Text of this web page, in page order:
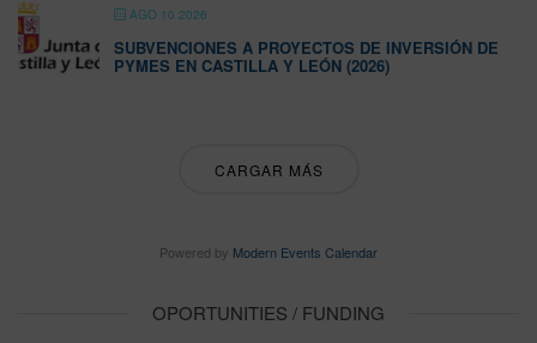
AGO 10 2026
SUBVENCIONES A PROYECTOS DE INVERSIÓN DE
PYMES EN CASTILLA Y LEÓN (2026)
CARGAR MÁS
Powered by Modern Events Calendar
OPORTUNITIES / FUNDING